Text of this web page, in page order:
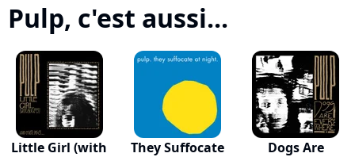
Pulp, c'est aussi...
Little Girl (with
They Suffocate
Dogs Are